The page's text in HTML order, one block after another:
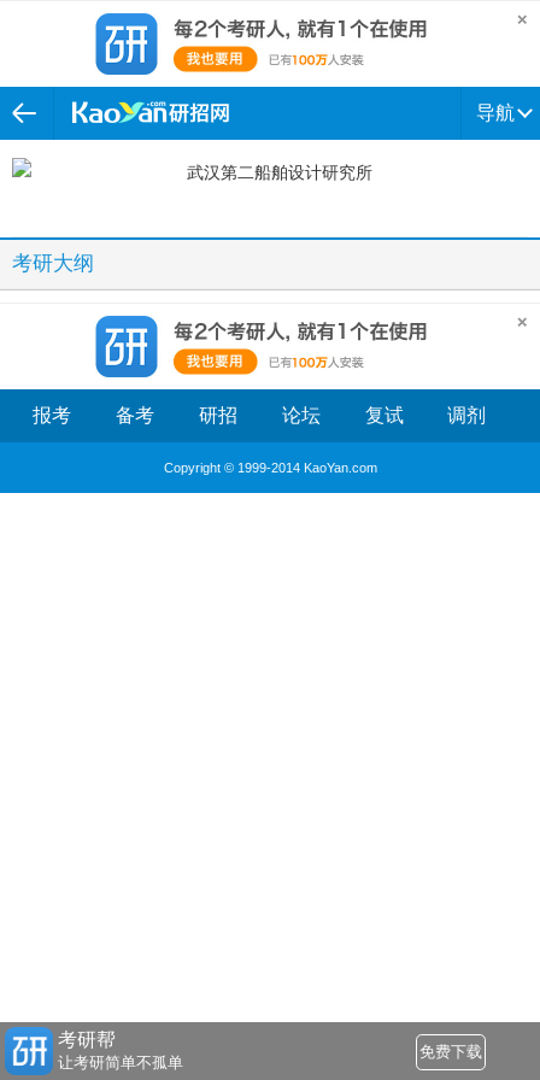
导航
考研大纲
报考 备考 研招 论坛 复试 调剂
Copyright © 1999-2014 KaoYan.com
考研帮
让考研简单不孤单
免费下载